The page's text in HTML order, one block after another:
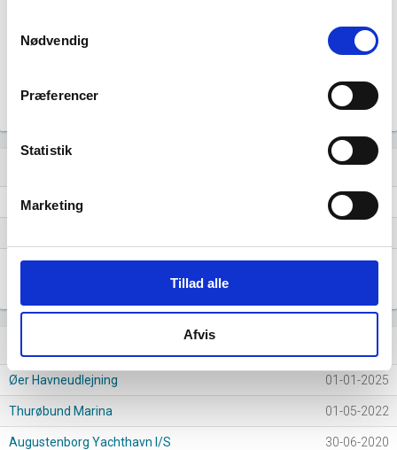
Nødvendig
Præferencer
Statistik
Marketing
Tillad alle
Afvis
… … …
0
2
Andre forlystelser og fritidsaktiviteter
Disse lignende brancher ligger alle under branchegrupperingen
"Forlystelsesparker og andre fritidsaktiviteter", som er én af 127 grupperinger
Nyeste virksomheder (stiftelse)
Øer Havneudlejning 01-01-2025
Thurøbund Marina 01-05-2022
Augustenborg Yachthavn I/S 30-06-2020